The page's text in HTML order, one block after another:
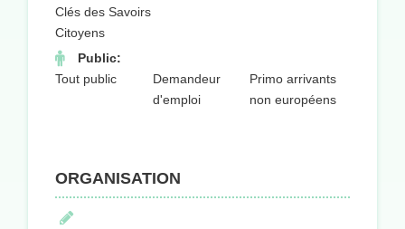
Clés des Savoirs
Citoyens
Public:
Tout public
Demandeur
d'emploi
Primo arrivants
non européens
ORGANISATION